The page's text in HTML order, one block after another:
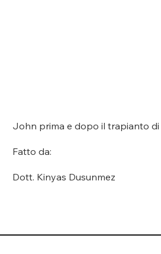
John prima e dopo il trapianto di
Fatto da:
Dott. Kinyas Dusunmez